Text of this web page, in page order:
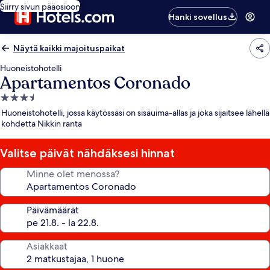
Siirry sivun pääosioon
Hanki sovellus
Näytä kaikki majoituspaikat
Huoneistohotelli
Apartamentos Coronado
3.5
tähden
majoituspaikka
Huoneistohotelli, jossa käytössäsi on sisäuima-allas ja joka sijaitsee lähellä
kohdetta Nikkin ranta
Valitse päivät nähdäksesi hinnat
Minne olet menossa?
Päivämäärät
Asiakkaat